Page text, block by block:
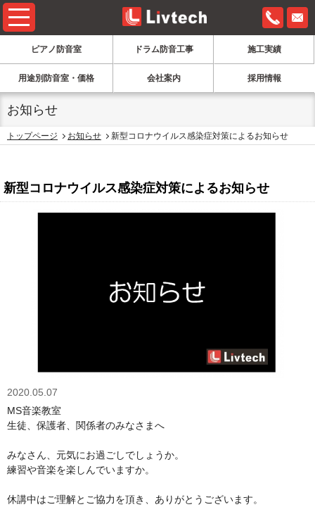
0120-
ピアノ防音室 ドラム防音工事 施工実績
用途別防音室・価格 会社案内 採用情報
お知らせ
トップページ お知らせ 新型コロナウイルス感染症対策によるお知らせ
新型コロナウイルス感染症対策によるお知らせ
2020.05.07
MS音楽教室
生徒、保護者、関係者のみなさまへ
みなさん、元気にお過ごしでしょうか。
練習や音楽を楽しんでいますか。
休講中はご理解とご協力を頂き、ありがとうございます。